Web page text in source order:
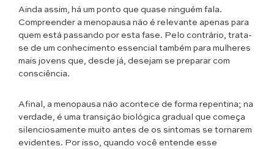
Ainda assim, há um ponto que quase ninguém fala.
Compreender a menopausa não é relevante apenas para
quem está passando por esta fase. Pelo contrário, trata-
se de um conhecimento essencial também para mulheres
mais jovens que, desde já, desejam se preparar com
consciência.
Afinal, a menopausa não acontece de forma repentina; na
verdade, é uma transição biológica gradual que começa
silenciosamente muito antes de os sintomas se tornarem
evidentes. Por isso, quando você entende esse